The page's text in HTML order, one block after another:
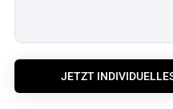
JETZT